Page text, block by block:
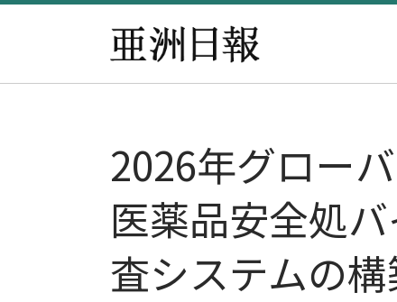
2026年グロー
医薬品安全処
査システムの構